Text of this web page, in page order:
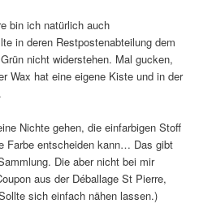
bin ich natürlich auch
in deren Restpostenabteilung dem
nicht widerstehen. Mal gucken,
Wax hat eine eigene Kiste und in der
Nichte gehen, die einfarbigen Stoff
Farbe entscheiden kann… Das gibt
Die aber nicht bei mir
aus der Déballage St Pierre,
sich einfach nähen lassen.)